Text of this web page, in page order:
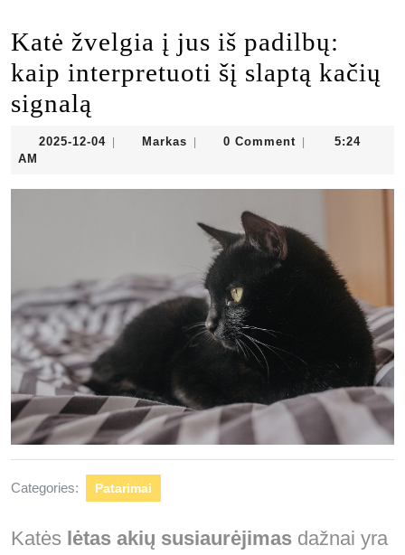
Katė žvelgia į jus iš padilbų:
kaip interpretuoti šį slaptą kačių
signalą
2025-12-042025-
Markas Markas0 Comment
5:24
AM
Categories: Patarimai
Katės lėtas akių susiaurėjimas dažnai yra